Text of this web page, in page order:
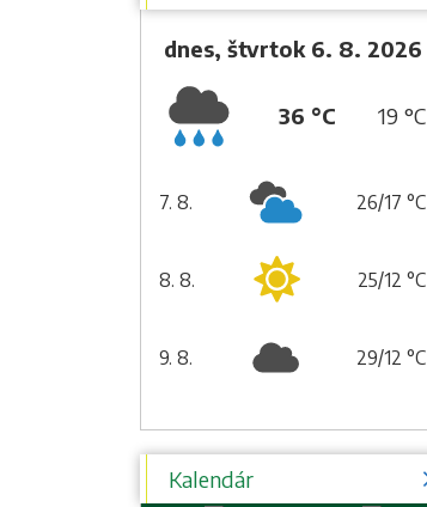
dnes, štvrtok 6. 8. 2026
36 °C 19 °C
piatok
7. 8. 26/17 °C
sobota
8. 8. 25/12 °C
nedeľa
9. 8. 29/12 °C
Kalendár